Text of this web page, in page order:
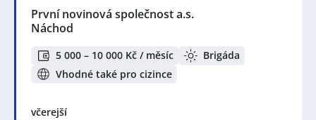
První novinová společnost a.s.
Náchod
5 000 – 10 000 Kč / měsíc
Brigáda
Vhodné také pro cizince
včerejší